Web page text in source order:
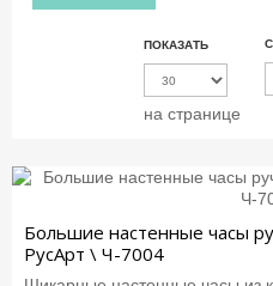
ПОКАЗАТЬ
на странице
Большие настенные часы
РусАрт \ Ч-7004